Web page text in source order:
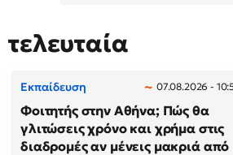
τελευταία
Εκπαίδευση 07.08.2026 -
Φοιτητής στην Αθήνα; Πώς θα
γλιτώσεις χρόνο και χρήμα στις
διαδρομές αν μένεις μακριά από